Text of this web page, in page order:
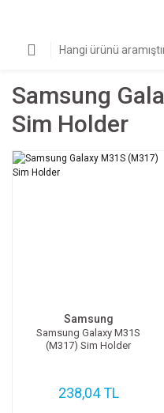
Samsung
Sim Holder
Samsung
Samsung Galaxy M31S
(M317) Sim Holder
238,04 TL